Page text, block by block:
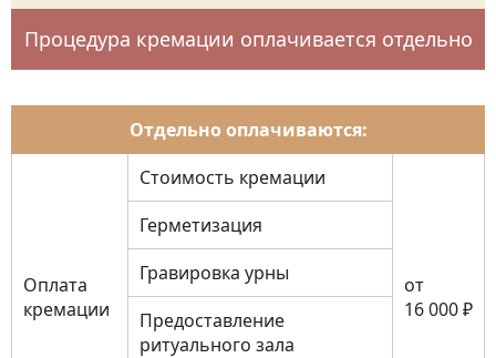
Процедура кремации оплачивается отдельно
Отдельно оплачиваются:
Оплата
кремации
Стоимость кремации
от
16 000 ₽
Герметизация
Гравировка урны
Предоставление
ритуального зала